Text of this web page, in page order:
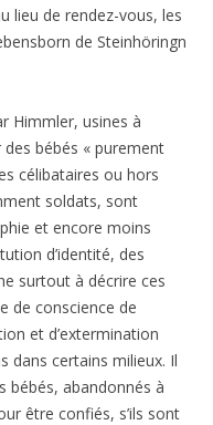
lieu de rendez-vous, les
de Steinhöringn
Himmler, usines à
bébés « purement
célibataires ou hors
soldats, sont
et encore moins
d’identité, des
surtout à décrire ces
de conscience de
et d’extermination
dans certains milieux. Il
bébés, abandonnés à
être confiés, s’ils sont